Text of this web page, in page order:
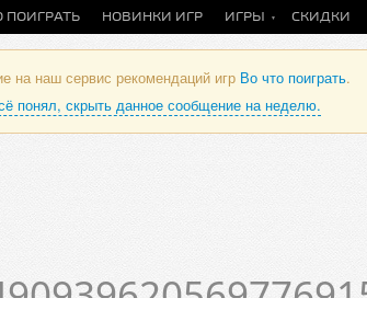
ПОИГРАТЬ НОВИНКИ ИГР ИГРЫ СКИДКИ
на наш сервис рекомендаций игр Во что поиграть.
понял, скрыть данное сообщение на неделю.